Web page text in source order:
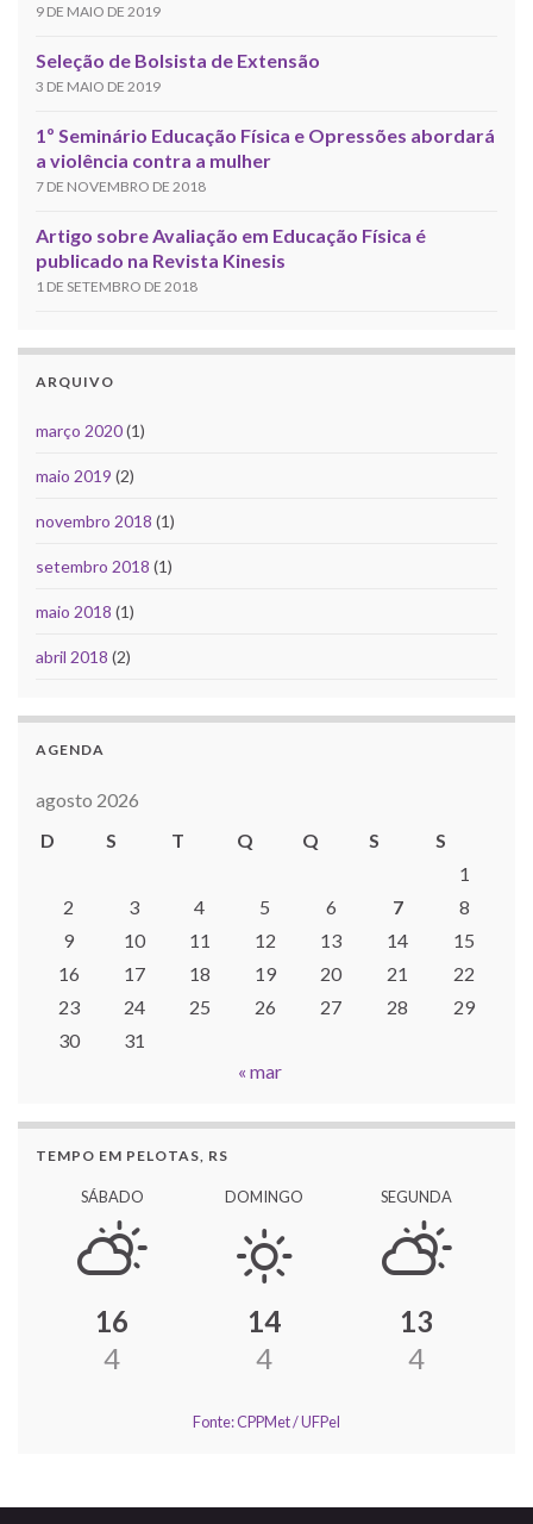
9 DE MAIO DE 2019
Seleção de Bolsista de Extensão
3 DE MAIO DE 2019
1º Seminário Educação Física e Opressões abordará
a violência contra a mulher
7 DE NOVEMBRO DE 2018
Artigo sobre Avaliação em Educação Física é
publicado na Revista Kinesis
1 DE SETEMBRO DE 2018
ARQUIVO
março 2020(1)
maio 2019 (2)
novembro 2018 (1)
setembro 2018 (1)
maio 2018 (1)
abril 2018 (2)
AGENDA
agosto 2026
D
S T Q Q S
S
1
2
3 4 5 6 7
8
9
10 11 12 13 14
15
16
17 18 19 20 21
22
23
24 25 26 27 28
29
30
31
« mar
TEMPO EM PELOTAS, RS
SÁBADO
16
4
DOMINGO
14
4
SEGUNDA
13
4
Fonte: CPPMet / UFPel